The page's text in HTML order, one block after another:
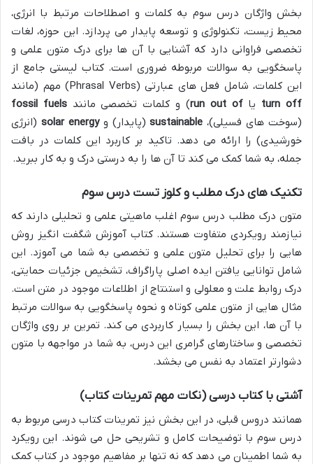
بخش واژگان درس سوم به کلمات و اصطلاحات مرتبط با انرژی،
محیط زیست، تکنولوژی و توسعه پایدار می پردازد. این حوزه، لغات
تخصصی فراوانی دارد که آشنایی با آن ها برای درک متون علمی و
پاسخگویی به سوالات مربوطه ضروری است. کتاب لیستی جامع از
این کلمات، شامل فعل های عبارتی (Phrasal Verbs) مهم (مانند
turn off یاrun out of) و کلمات تخصصی مانندfossil fuels
(سوخت های فسیلی)، sustainable(پایدار) وsolar energy (انرژی
خورشیدی) را ارائه می دهد. تاکید بر کاربرد این کلمات در بافت
جمله، به شما کمک می کند تا آن ها را به درستی درک و به کار ببرید.
تکنیک های درک مطلب و کلوز تست درس سوم
متون درک مطلب درس سوم اغلب ماهیتی علمی و تحلیلی دارند که
نیازمند رویکردی متفاوت هستند. کتاب آموزش شگفت انگیز روش
هایی را برای تحلیل متون علمی و تخصصی به شما می آموزد. این
شامل توانایی یافتن ایده اصلی پاراگراف، تشخیص جزئیات حمایتی،
درک روابط علت و معلولی و استنتاج از اطلاعات موجود در متن است.
مثال هایی از متون علمی کوتاه و نحوه پاسخگویی به سوالات مرتبط
با آن ها، این بخش را بسیار کاربردی می کند. تمرین بر روی واژگان
تخصصی و ساختارهای گرامری این درس، به شما در مواجهه با متون
دشوارتر اعتماد به نفس می بخشد.
آشتی با کتاب درسی (نکات مهم تمرینات کتاب)
همانند دروس قبلی، در این بخش نیز تمرینات کتاب درسی مربوط به
درس سوم با توضیحات کامل و تشریحی حل می شوند. این رویکرد
به شما اطمینان می دهد که نه تنها بر مفاهیم موجود در کتاب کمک